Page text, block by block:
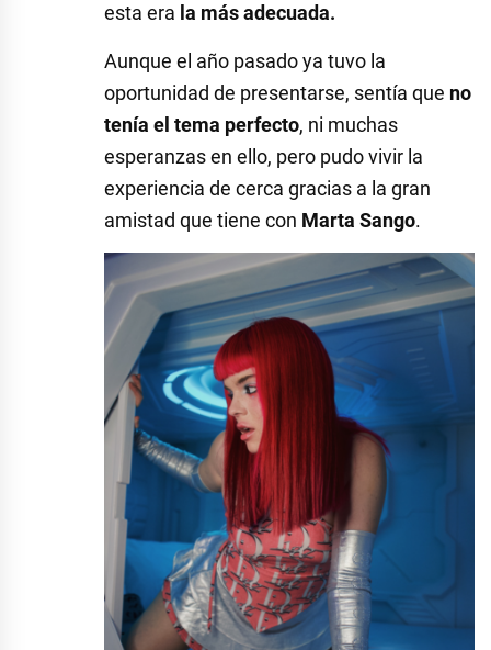
esta era la más adecuada.
Aunque el año pasado ya tuvo la
oportunidad de presentarse, sentía que no
tenía el tema perfecto, ni muchas
esperanzas en ello, pero pudo vivir la
experiencia de cerca gracias a la gran
amistad que tiene con Marta Sango.